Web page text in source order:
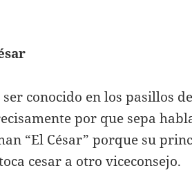
conocido en los pasillos
por que sepa
“El César” porque su
cesar a otro viceconsejo.